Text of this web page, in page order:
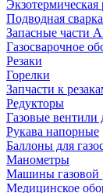
Экзотермическая
Подводная
Запасные части
Газосварочное
Резаки
Горелки
Запчасти к
Редукторы
Газовые вентили
Рукава напорные
Баллоны для
Манометры
Машины газовой
Медицинское